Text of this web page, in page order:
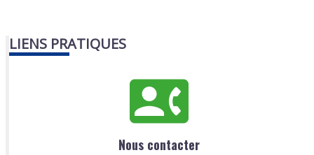
LIENS PRATIQUES
Nous contacter